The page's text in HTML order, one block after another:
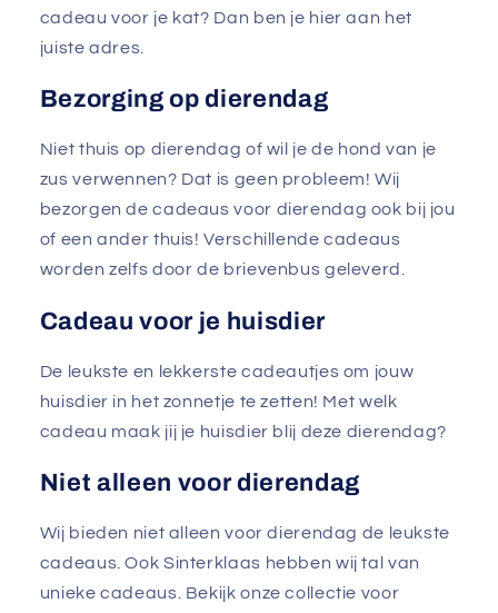
cadeau voor je kat? Dan ben je hier aan het
juiste adres.
Bezorging op dierendag
Niet thuis op dierendag of wil je de hond van je
zus verwennen? Dat is geen probleem! Wij
bezorgen de cadeaus voor dierendag ook bij jou
of een ander thuis! Verschillende cadeaus
worden zelfs door de brievenbus geleverd.
Cadeau voor je huisdier
De leukste en lekkerste cadeautjes om jouw
huisdier in het zonnetje te zetten! Met welk
cadeau maak jij je huisdier blij deze dierendag?
Niet alleen voor dierendag
Wij bieden niet alleen voor dierendag de leukste
cadeaus. Ook Sinterklaas hebben wij tal van
unieke cadeaus. Bekijk onze collectie voor